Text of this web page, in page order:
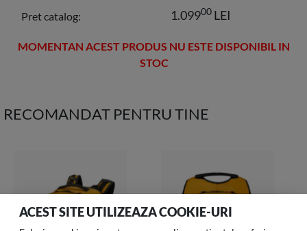
ACEST SITE UTILIZEAZA COOKIE-URI
Pret catalog: 1.09900 LEI
MOMENTAN ACEST PRODUS NU ESTE DISPONIBIL IN
STOC
RECOMANDAT PENTRU TINE